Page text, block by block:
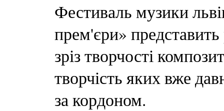
Фестиваль музики
прем'єри»
зріз творчості
творчість яких вже
за кордоном.